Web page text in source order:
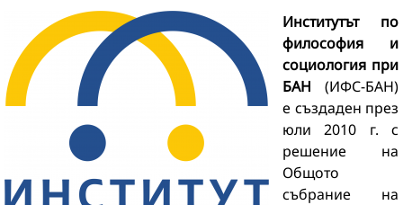
Институтът по
философия и
социология при
БАН (ИФС-БАН)
е създаден през
юли 2010 г. с
решение на
Общото
събрание на